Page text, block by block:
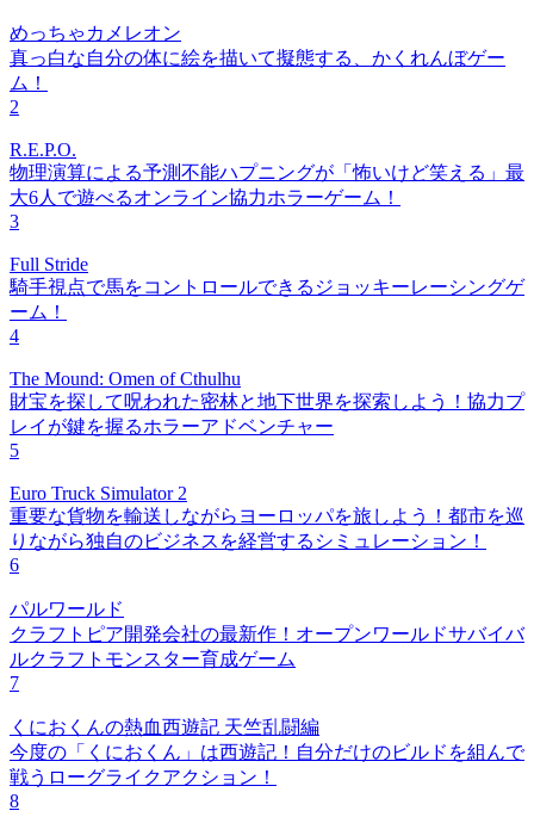
めっちゃカメレオン
真っ白な自分の体に絵を描いて擬態する、かくれんぼゲー
ム！
2
R.E.P.O.
物理演算による予測不能ハプニングが「怖いけど笑える」最
大6人で遊べるオンライン協力ホラーゲーム！
3
Full Stride
騎手視点で馬をコントロールできるジョッキーレーシングゲ
ーム！
4
The Mound: Omen of Cthulhu
財宝を探して呪われた密林と地下世界を探索しよう！協力プ
レイが鍵を握るホラーアドベンチャー
5
Euro Truck Simulator 2
重要な貨物を輸送しながらヨーロッパを旅しよう！都市を巡
りながら独自のビジネスを経営するシミュレーション！
6
パルワールド
クラフトピア開発会社の最新作！オープンワールドサバイバ
ルクラフトモンスター育成ゲーム
7
くにおくんの熱血西遊記 天竺乱闘編
今度の「くにおくん」は西遊記！自分だけのビルドを組んで
戦うローグライクアクション！
8